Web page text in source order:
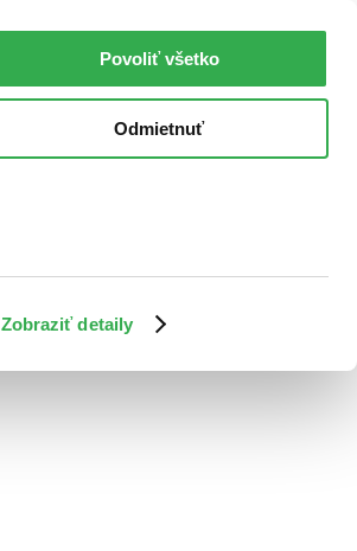
Zobraziť detaily
Povoliť všetko
Odmietnuť